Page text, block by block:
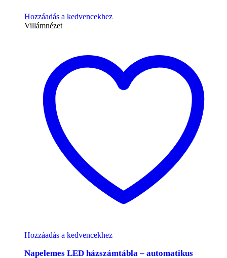
Hozzáadás a kedvencekhez
Villámnézet
Hozzáadás a kedvencekhez
Napelemes LED házszámtábla – automatikus